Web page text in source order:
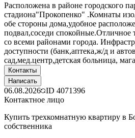
Расположена в районе городского
стадиона"Прокопенко" .Комнаты
обе стороны дома,удобное
подвал,соседи спокойные.Отличное
со всеми районами города.
доступности (банк,аптека,ж/д и
сад,мед.центр,детская больница,
Контакты
Написать
06.08.2026 ID 4071396
Контактное лицо
Купить трехкомнатную квартиру в
собственника